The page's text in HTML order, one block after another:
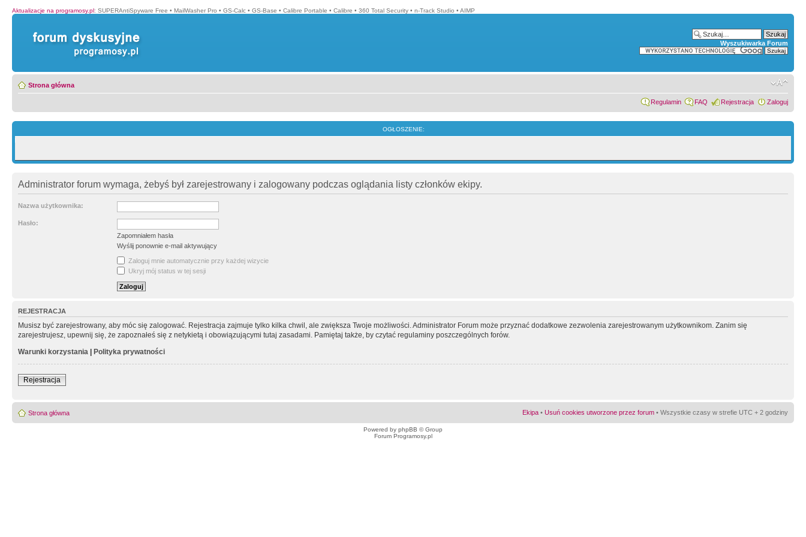
Aktualizacje na programosy.pl: SUPERAntiSpyware Free • MailWasher Pro • GS-Calc • GS-Base • Calibre Portable • Calibre • 360 Total Security • n-Track Studio • AIMP
Wyszukiwarka Forum
Strona główna
Regulamin FAQ Rejestracja Zaloguj
OGŁOSZENIE:
Administrator forum wymaga, żebyś był zarejestrowany i zalogowany podczas oglądania listy członków ekipy.
Nazwa użytkownika:
Hasło:
Zapomniałem hasła
Wyślij ponownie e-mail aktywujący
Zaloguj mnie automatycznie przy każdej wizycie
Ukryj mój status w tej sesji
REJESTRACJA
Musisz być zarejestrowany, aby móc się zalogować. Rejestracja zajmuje tylko kilka chwil, ale zwiększa Twoje możliwości. Administrator Forum może przyznać dodatkowe zezwolenia zarejestrowanym użytkownikom. Zanim się
zarejestrujesz, upewnij się, że zapoznałeś się z netykietą i obowiązującymi tutaj zasadami. Pamiętaj także, by czytać regulaminy poszczególnych forów.
Warunki korzystania | Polityka prywatności
Rejestracja
Strona główna Ekipa • Usuń cookies utworzone przez forum • Wszystkie czasy w strefie UTC + 2 godziny
Powered by phpBB © Group
Forum Programosy.pl